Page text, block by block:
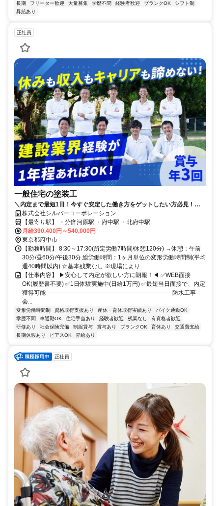
長期 フリーター歓迎 大量募集 学歴不問 経験者歓迎 ブランクOK
シフト制
昇給あり
正社員
一般住宅の塗装工
＼内定まで最短1日！今すぐ安定した働き方をゲットしたい方必見！／✅
年収600万円以上実現可能✅賞与年3回✅基本残業なし✅直行直帰OK
株式会社シルバーコーポレーション
【最寄り駅】 ・分倍河原駅 ・府中駅 ・北府中駅
月給390,400円～540,000円
東京都府中市
【勤務時間】 8:30～17:30(所定労働7時間/休憩120分) →休憩：午前
30分/昼60分/午後30分 総労働時間：1ヶ月単位の変形労働時間制(平均
週40時間以内) ☆基本残業なし ※現場により...
【仕事内容】 ▶安心して内定が欲しい方に朗報！◀ ✅WEB面接
OK(履歴書不要) ✅1日体験実施中(日給1万円) ✅最短当日面接で、内定
獲得可能 ――――――――――――――――――――― 防水工事
会...
変形労働時間制 資格取得支援あり 産休・育休取得実績あり
バイク通勤OK
学歴不問
車通勤OK 住宅手当あり 経験者歓迎 残業なし
有資格者歓迎
研修あり
社会保険完備 制服貸与 賞与あり ブランクOK 育休あり
交通費支給
長期休暇あり
ピアスOK 昇給あり
正社員